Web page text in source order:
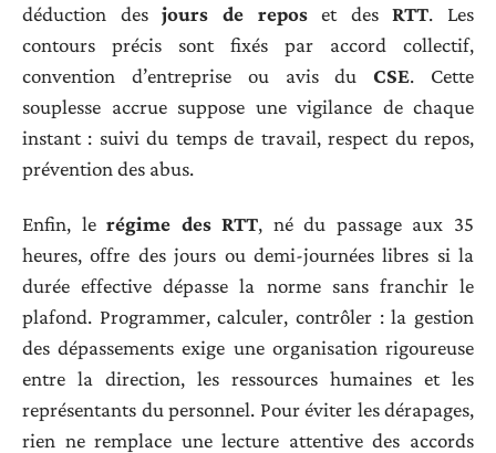
déduction desjours de reposet desRTT. Les
contours précis sont fixés par accord collectif,
convention d’entreprise ou avis duCSE. Cette
souplesse accrue suppose une vigilance de chaque
instant : suivi du temps de travail, respect du repos,
prévention des abus.
Enfin, lerégime des RTT, né du passage aux 35
heures, offre des jours ou demi-journées libres si la
durée effective dépasse la norme sans franchir le
plafond. Programmer, calculer, contrôler : la gestion
des dépassements exige une organisation rigoureuse
entre la direction, les ressources humaines et les
représentants du personnel. Pour éviter les dérapages,
rien ne remplace une lecture attentive des accords